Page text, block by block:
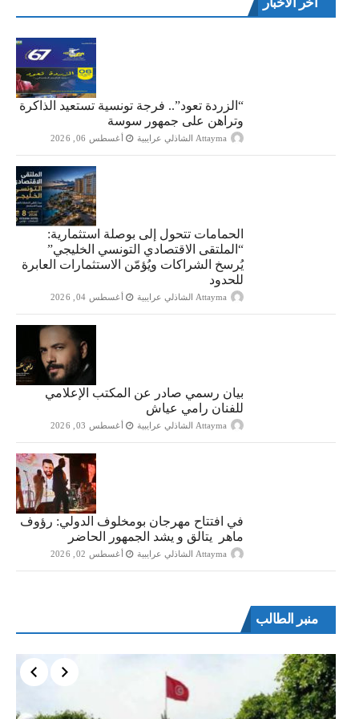
“الزردة تعود”.. فرجة تونسية تستعيد الذاكرة
وتراهن على جمهور سوسة
Attayma الشاذلي عرايبية أغسطس 06, 2026
الحمامات تتحول إلى بوصلة استثمارية:
“الملتقى الاقتصادي التونسي الخليجي”
يُرسخ الشراكات ويُؤمّن الاستثمارات العابرة
للحدود
Attayma الشاذلي عرايبية أغسطس 04, 2026
بيان رسمي صادر عن المكتب الإعلامي
للفنان رامي عياش
Attayma الشاذلي عرايبية أغسطس 03, 2026
في افتتاح مهرجان بومخلوف الدولي: رؤوف
ماهر يتالق و يشد الجمهور الحاضر
Attayma الشاذلي عرايبية أغسطس 02, 2026
منبر الطالب